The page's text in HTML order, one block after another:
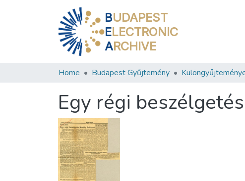
BUDAPEST
ELECTRONIC
ARCHIVE
Home Budapest Gyűjtemény
Egy régi